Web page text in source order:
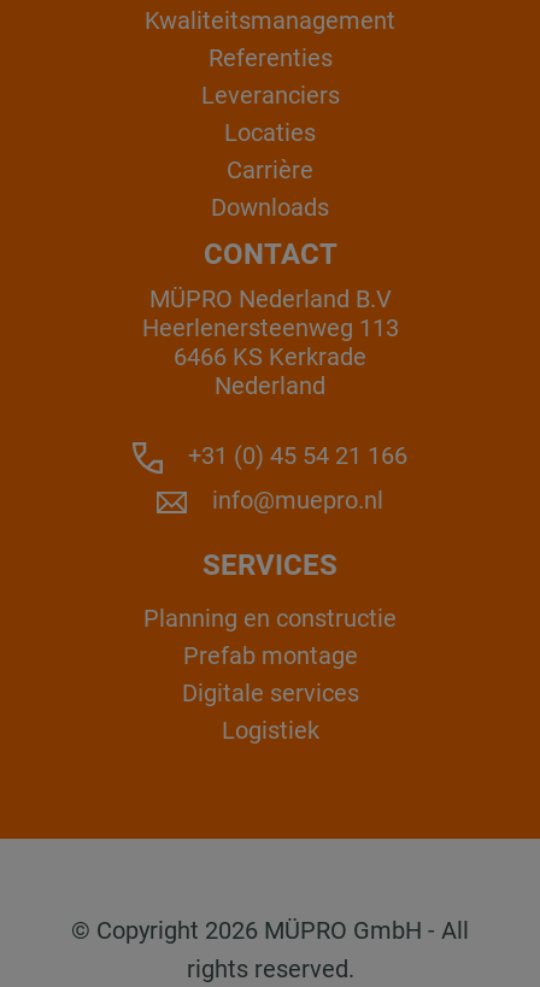
Kwaliteitsmanagement
Referenties
Leveranciers
Locaties
Carrière
Downloads
CONTACT
MÜPRO Nederland B.V
Heerlenersteenweg 113
6466 KS Kerkrade
Nederland
+31 (0) 45 54 21 166
info@muepro.nl
SERVICES
Planning en constructie
Prefab montage
Digitale services
Logistiek
© Copyright 2026 MÜPRO GmbH - All
rights reserved.